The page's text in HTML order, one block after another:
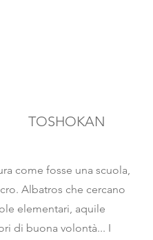
TOSHOKAN
come fosse una scuola,
Albatros che cercano
elementari, aquile
di buona volontà... I